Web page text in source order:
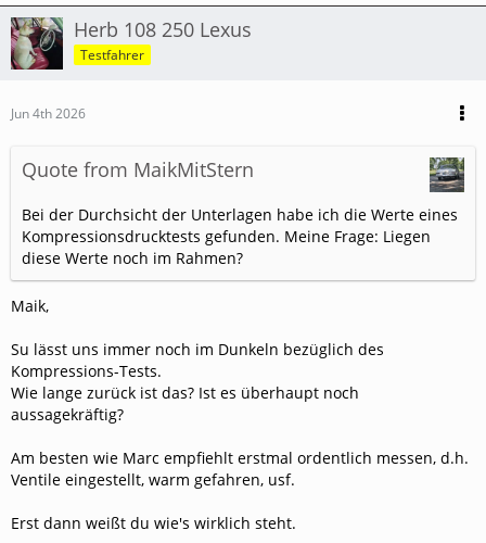
Herb 108 250 Lexus
Testfahrer
Jun 4th 2026
Quote from MaikMitStern
Bei der Durchsicht der Unterlagen habe ich die Werte eines
Kompressionsdrucktests gefunden. Meine Frage: Liegen
diese Werte noch im Rahmen?
Maik,
Su lässt uns immer noch im Dunkeln bezüglich des
Kompressions-Tests.
Wie lange zurück ist das? Ist es überhaupt noch
aussagekräftig?
Am besten wie Marc empfiehlt erstmal ordentlich messen, d.h.
Ventile eingestellt, warm gefahren, usf.
Erst dann weißt du wie's wirklich steht.